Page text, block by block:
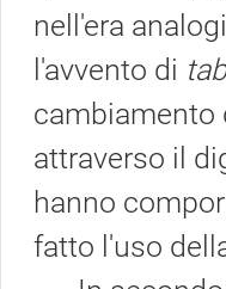
nell'era
l'avvento di
cambiamento
attraverso il
hanno
fatto l'uso